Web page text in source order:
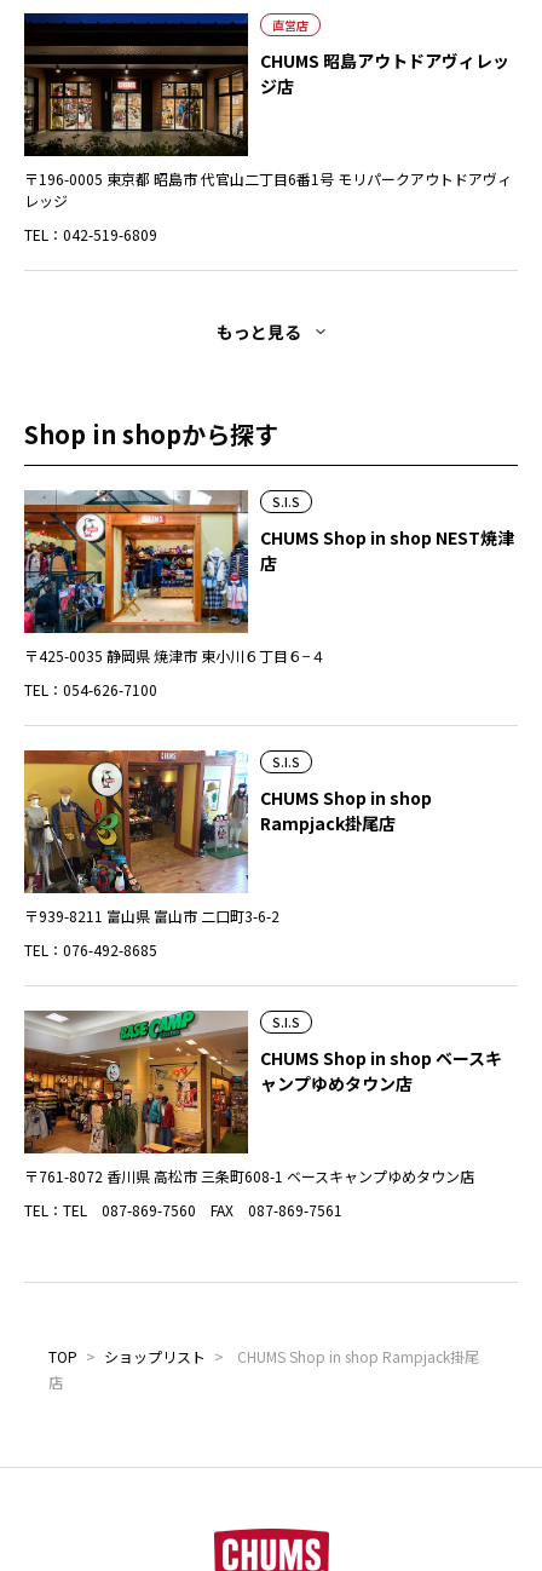
直営店
CHUMS 昭島アウトドアヴィレッ
ジ店
〒196-0005 東京都 昭島市 代官山二丁目6番1号 モリパークアウトドアヴィ
レッジ
TEL：042-519-6809
もっと見る
Shop in shopから探す
S.I.S
CHUMS Shop in shop NEST焼津
店
〒425-0035 静岡県 焼津市 東小川６丁目６−４
TEL：054-626-7100
S.I.S
CHUMS Shop in shop
Rampjack掛尾店
〒939-8211 富山県 富山市 二口町3-6-2
TEL：076-492-8685
S.I.S
CHUMS Shop in shop ベースキ
ャンプゆめタウン店
〒761-8072 香川県 高松市 三条町608-1 ベースキャンプゆめタウン店
TEL：TEL 087-869-7560 FAX 087-869-7561
TOP > ショップリスト >
CHUMS Shop in shop Rampjack掛尾
店